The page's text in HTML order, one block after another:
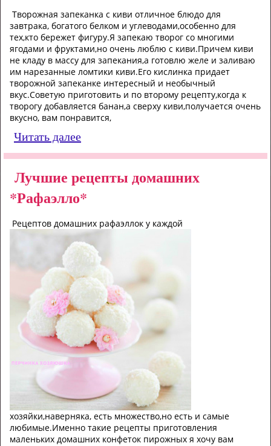
Творожная запеканка с киви отличное блюдо для
завтрака, богатого белком и углеводами,особенно для
тех,кто бережет фигуру.Я запекаю творог со многими
ягодами и фруктами,но очень люблю с киви.Причем киви
не кладу в массу для запекания,а готовлю желе и заливаю
им нарезанные ломтики киви.Его кислинка придает
творожной запеканке интересный и необычный
вкус.Советую приготовить и по второму рецепту,когда к
творогу добавляется банан,а сверху киви,получается очень
вкусно, вам понравится,
Читать далее
Лучшие рецепты домашних
*Рафаэлло*
Рецептов домашних рафаэллок у каждой
хозяйки,наверняка, есть множество,но есть и самые
любимые.Именно такие рецепты приготовления
маленьких домашних конфеток пирожных я хочу вам